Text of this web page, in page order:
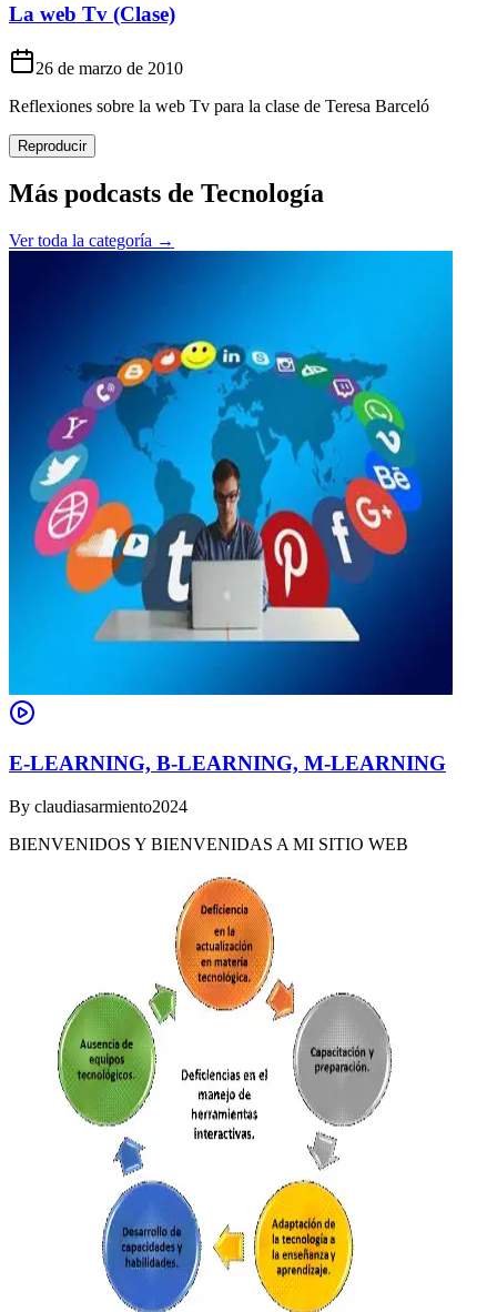
La web Tv (Clase)
26 de marzo de 2010
Reflexiones sobre la web Tv para la clase de Teresa Barceló
Reproducir
Más podcasts de Tecnología
Ver toda la categoría →
E-LEARNING, B-LEARNING, M-LEARNING
By claudiasarmiento2024
BIENVENIDOS Y BIENVENIDAS A MI SITIO WEB